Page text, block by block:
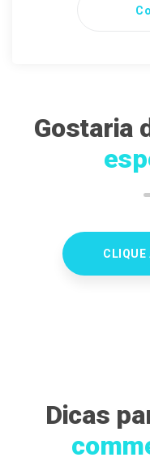
Gostaria
CLIQUE
Dicas